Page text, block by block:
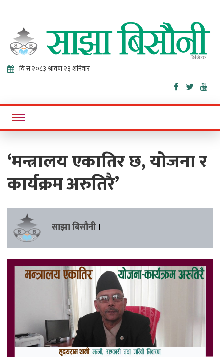
Sajha
Bisaunee
Online News Portal
‘मन्त्रालय एकातिर छ, योजना र
कार्यक्रम अरुतिरै’
साझा बिसौनी ।